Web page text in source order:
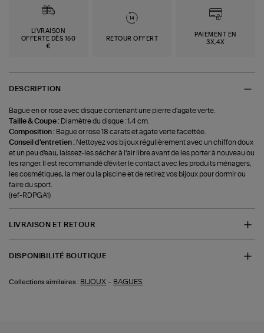
LIVRAISON
OFFERTE DÈS 150
€
RETOUR OFFERT
PAIEMENT EN
3X,4X
DESCRIPTION
Bague en or rose avec disque contenant une pierre d'agate verte.
Taille & Coupe : Diamètre du disque : 1,4 cm.
Composition : Bague or rose 18 carats et agate verte facettée.
Conseil d'entretien : Nettoyez vos bijoux régulièrement avec un chiffon doux
et un peu d'eau, laissez-les sécher à l'air libre avant de les porter à nouveau ou
les ranger. Il est recommandé d'éviter le contact avec les produits ménagers,
les cosmétiques, la mer ou la piscine et de retirez vos bijoux pour dormir ou
faire du sport.
(ref-RDPGA1)
LIVRAISON ET RETOUR
DISPONIBILITÉ BOUTIQUE
Collections similaires : BIJOUX - BAGUES